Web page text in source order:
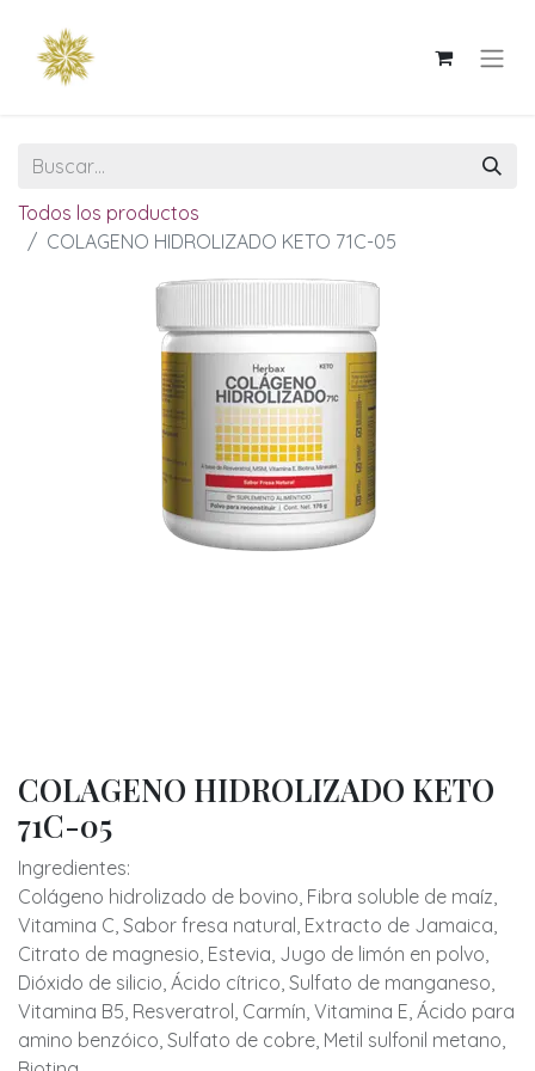
Todos los productos
COLAGENO HIDROLIZADO KETO 71C-05
COLAGENO HIDROLIZADO KETO
71C-05
Ingredientes:
Colágeno hidrolizado de bovino, Fibra soluble de maíz,
Vitamina C, Sabor fresa natural, Extracto de Jamaica,
Citrato de magnesio, Estevia, Jugo de limón en polvo,
Dióxido de silicio, Ácido cítrico, Sulfato de manganeso,
Vitamina B5, Resveratrol, Carmín, Vitamina E, Ácido para
amino benzóico, Sulfato de cobre, Metil sulfonil metano,